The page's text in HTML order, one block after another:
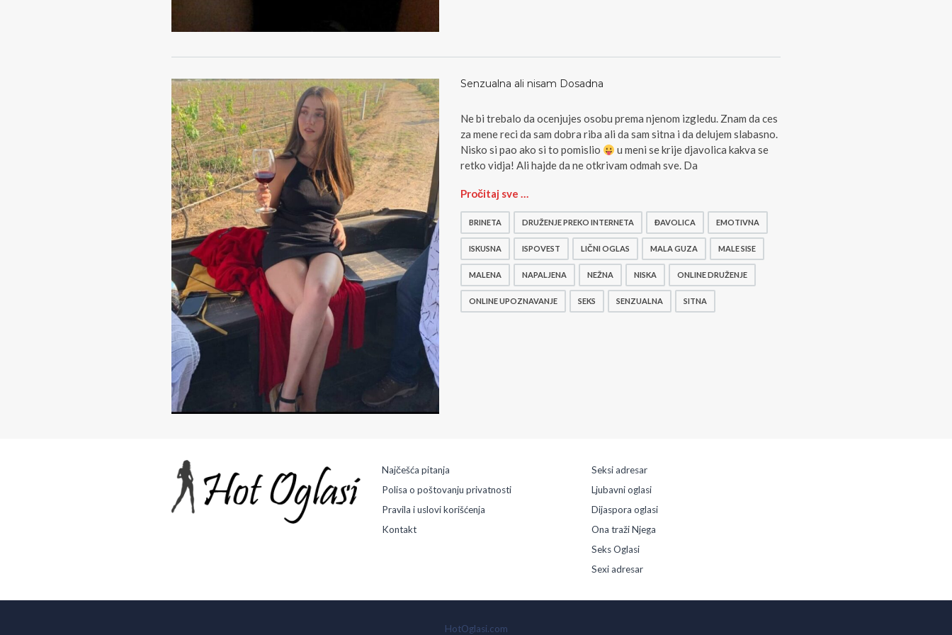
Senzualna ali nisam Dosadna
Ne bi trebalo da ocenjujes osobu prema njenom izgledu. Znam da ces
za mene reci da sam dobra riba ali da sam sitna i da delujem slabasno.
Nisko si pao ako si to pomislio
u meni se krije djavolica kakva se
retko vidja! Ali hajde da ne otkrivam odmah sve. Da
S
z
a
n
d
n
Pročitaj sve …
BRINETA DRUŽENJE PREKO INTERNETA ĐAVOLICA EMOTIVNA
ISKUSNA ISPOVEST LIČNI OGLAS MALA GUZA MALE SISE
MALENA NAPALJENA NEŽNA NISKA ONLINE DRUŽENJE
ONLINE UPOZNAVANJE SEKS SENZUALNA SITNA
Najčešća pitanja
Polisa o poštovanju privatnosti
Pravila i uslovi korišćenja
Kontakt
Seksi adresar
Ljubavni oglasi
Dijaspora oglasi
Ona traži Njega
Seks Oglasi
Sexi adresar
HotOglasi.com